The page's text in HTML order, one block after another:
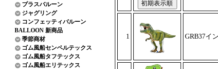
プラスバルーン
ジャグリング
コンフェッティバルーン
BALLOON 新商品
季節商材
ゴム風船センペルテックス
ゴム風船タフテックス
ゴム風船エリテックス
1 GRB37イ